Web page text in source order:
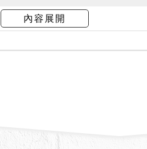
租給天外天三溫暖當員工
場履勘(標的5樓)，債務
A、578號5樓之2即為
片壁癌，顯無人居住等語
人占用使用，且與4樓之
內容展開